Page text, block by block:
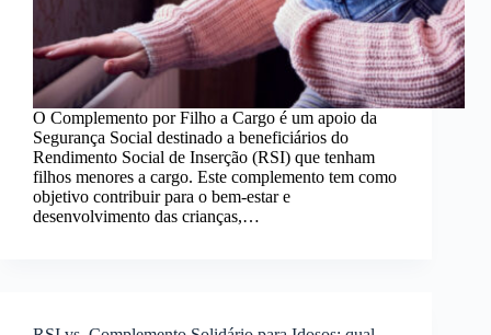
O Complemento por Filho a Cargo é um apoio da
Segurança Social destinado a beneficiários do
Rendimento Social de Inserção (RSI) que tenham
filhos menores a cargo. Este complemento tem como
objetivo contribuir para o bem-estar e
desenvolvimento das crianças,…